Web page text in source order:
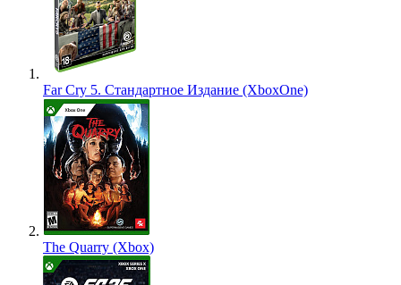
Far Cry 5. Стандартное Издание (XboxOne)
The Quarry (Xbox)